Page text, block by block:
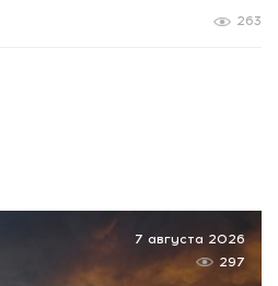
263
7 августа 2026
297